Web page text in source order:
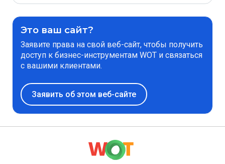
Это ваш сайт?
Заявите права на свой веб-сайт, чтобы получить
доступ к бизнес-инструментам WOT и связаться
с вашими клиентами.
Заявить об этом веб-сайте